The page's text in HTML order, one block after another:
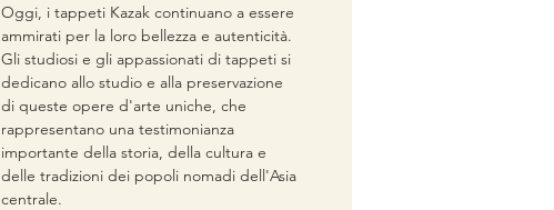
Oggi, i tappeti Kazak continuano a essere
ammirati per la loro bellezza e autenticità.
Gli studiosi e gli appassionati di tappeti si
dedicano allo studio e alla preservazione
di queste opere d'arte uniche, che
rappresentano una testimonianza
importante della storia, della cultura e
delle tradizioni dei popoli nomadi dell'Asia
centrale.